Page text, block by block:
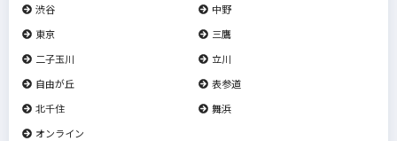
渋谷
中野
東京
三鷹
二子玉川
立川
自由が丘
表参道
北千住
舞浜
オンライン